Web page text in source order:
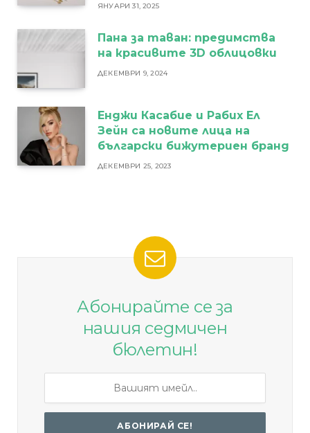
ЯНУАРИ 31, 2025
Пана за таван: предимства
на красивите 3D облицовки
ДЕКЕМВРИ 9, 2024
Енджи Касабие и Рабих Ел
Зейн са новите лица на
български бижутериен бранд
ДЕКЕМВРИ 25, 2023
Абонирайте се за
нашия седмичен
бюлетин!